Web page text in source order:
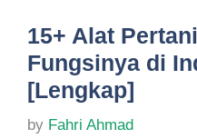
15+ Alat
Fungsinya di
[Lengkap]
by Fahri Ahmad